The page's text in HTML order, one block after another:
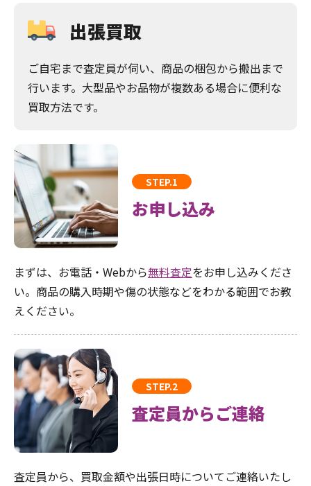
出張買取
ご自宅まで査定員が伺い、商品の梱包から搬出まで
行います。大型品やお品物が複数ある場合に便利な
買取方法です。
STEP.1
お申し込み
まずは、お電話・Webから無料査定をお申し込みくださ
い。商品の購入時期や傷の状態などをわかる範囲でお教
えください。
STEP.2
査定員からご連絡
査定員から、買取金額や出張日時についてご連絡いたし